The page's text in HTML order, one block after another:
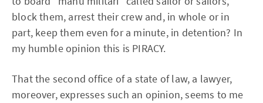
block them, arrest their crew and, in whole or in
part, keep them even for a minute, in detention? In
my humble opinion this is PIRACY.
That the second office of a state of law, a lawyer,
moreover, expresses such an opinion, seems to me